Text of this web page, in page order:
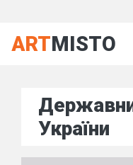
ARTMISTO
України